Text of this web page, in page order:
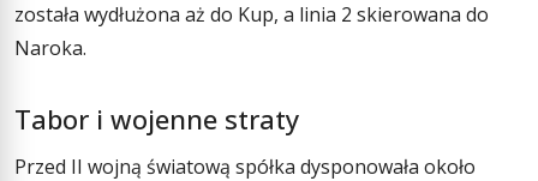
została wydłużona aż do Kup, a linia 2 skierowana do
Naroka.
Tabor i wojenne straty
Przed II wojną światową spółka dysponowała około